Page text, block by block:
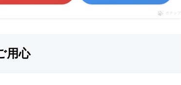
ポチップ
用心